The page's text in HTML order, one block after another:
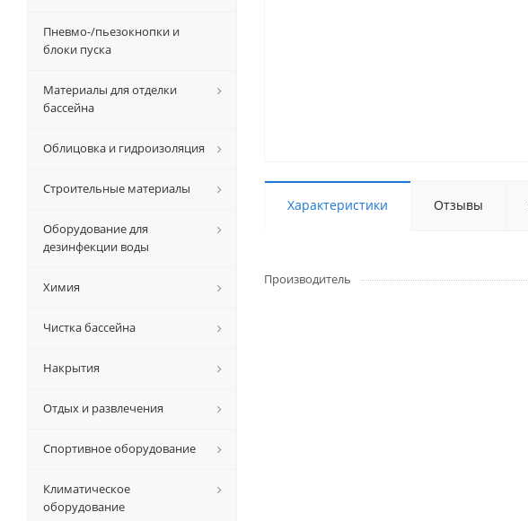
Характеристики Отзывы
Производитель
Пневмо-/пьезокнопки и
блоки пуска
Материалы для отделки
бассейна
Облицовка и гидроизоляция
Строительные материалы
Оборудование для
дезинфекции воды
Химия
Чистка бассейна
Накрытия
Отдых и развлечения
Спортивное оборудование
Климатическое
оборудование